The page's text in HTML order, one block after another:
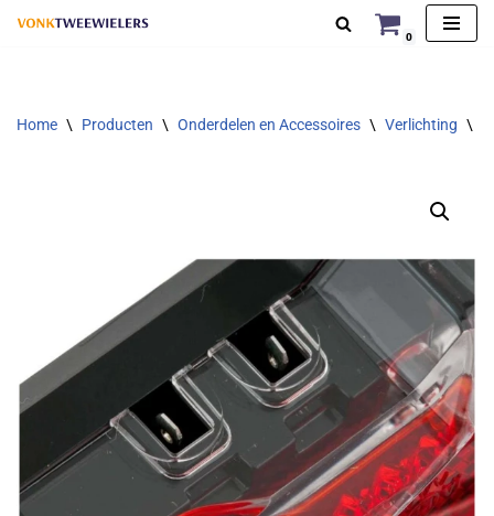
de
0
Home \ Producten \ Onderdelen en Accessoires \ Verlichting \